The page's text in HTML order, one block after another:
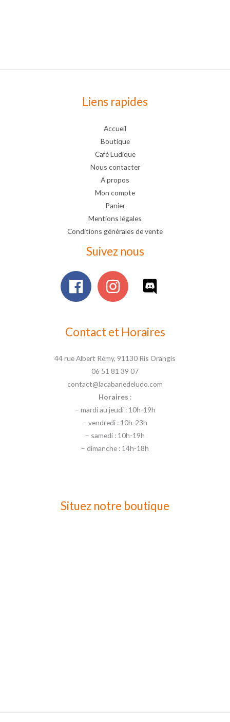
Liens rapides
Accueil
Boutique
Café Ludique
Nous contacter
A propos
Mon compte
Panier
Mentions légales
Conditions générales de vente
Suivez nous
Contact et Horaires
44 rue Albert Rémy, 91130 Ris Orangis
06 51 81 39 07
contact@lacabanedeludo.com
Horaires :
– mardi au jeudi : 10h-19h
– vendredi : 10h-23h
– samedi : 10h-19h
– dimanche : 14h-18h
Situez notre boutique